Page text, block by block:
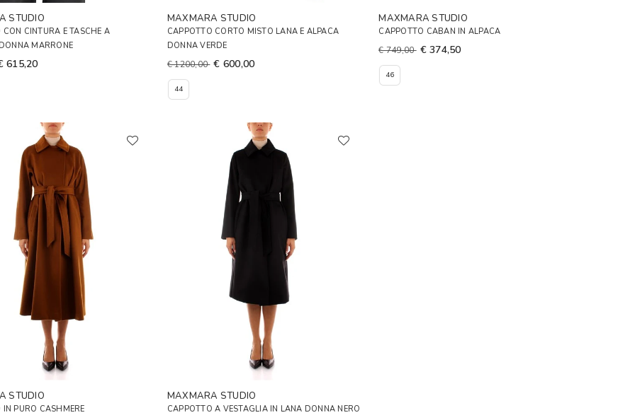
STUDIO
CON CINTURA E TASCHE A
MARRONE
615,20
MAXMARA STUDIO
CAPPOTTO CORTO MISTO LANA E ALPACA
DONNA VERDE
€ 1200,00 € 600,00
44
MAXMARA STUDIO
CAPPOTTO CABAN IN ALPACA
€ 749,00 € 374,50
46
STUDIO
IN PURO CASHMERE
MAXMARA STUDIO
CAPPOTTO A VESTAGLIA IN LANA DONNA NERO